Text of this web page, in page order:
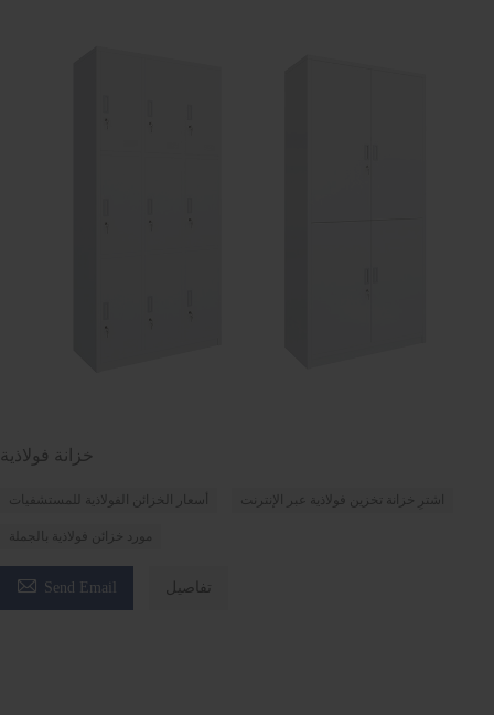
خزانة فولاذية
أسعار الخزائن الفولاذية للمستشفيات اشترِ خزانة تخزين فولاذية عبر الإنترنت
مورد خزائن فولاذية بالجملة
 Send Email تفاصيل